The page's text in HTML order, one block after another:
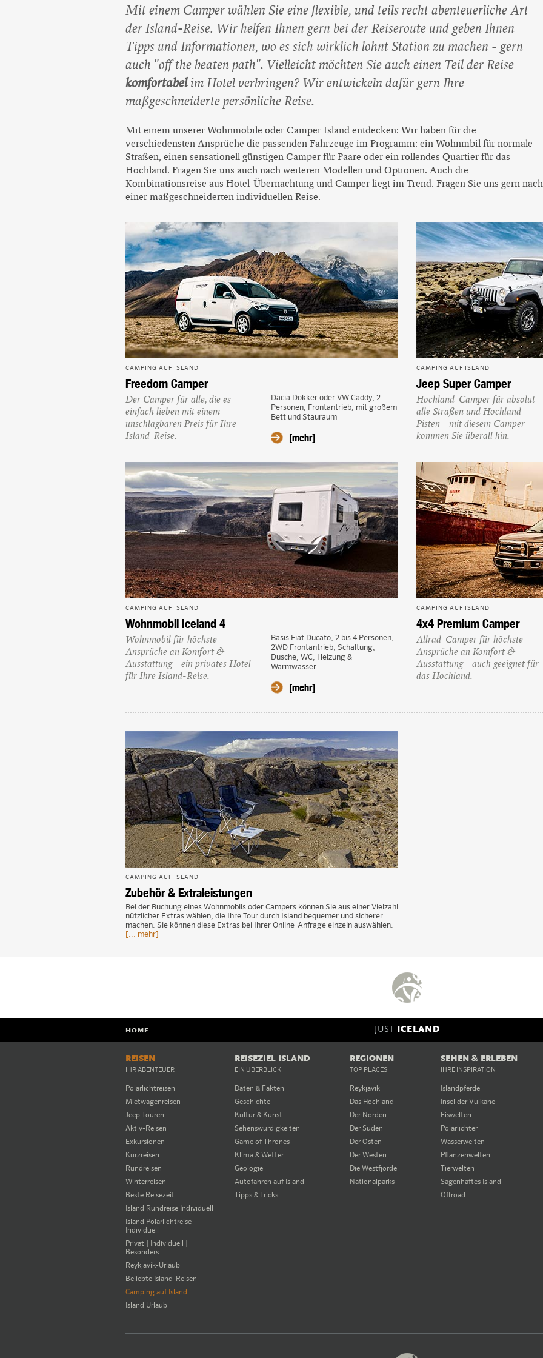
Camping auf Island
Island Urlaub
Mit einem Camper wählen Sie eine flexible, und teils recht abenteuerliche Art
der Island-Reise. Wir helfen Ihnen gern bei der Reiseroute und geben Ihnen
Tipps und Informationen, wo es sich wirklich lohnt Station zu machen - gern
auch "off the beaten path". Vielleicht möchten Sie auch einen Teil der Reise
komfortabelim Hotel verbringen? Wir entwickeln dafür gern Ihre
maßgeschneiderte persönliche Reise.
Mit einem unserer Wohnmobile oder Camper Island entdecken: Wir haben für die
verschiedensten Ansprüche die passenden Fahrzeuge im Programm: ein Wohnmbil für normale
Straßen, einen sensationell günstigen Camper für Paare oder ein rollendes Quartier für das
Hochland. Fragen Sie uns auch nach weiteren Modellen und Optionen. Auch die
Kombinationsreise aus Hotel-Übernachtung und Camper liegt im Trend. Fragen Sie uns gern nach
einer maßgeschneiderten individuellen Reise.
CAMPING AUF ISLAND
Freedom Camper
Der Camper für alle, die es
einfach lieben mit einem
unschlagbaren Preis für Ihre
Island-Reise.
Dacia Dokker oder VW Caddy, 2
Personen, Frontantrieb, mit großem
Bett und Stauraum
[mehr]
CAMPING AUF ISLAND
Jeep Super Camper
Hochland-Camper für absolut
alle Straßen und Hochland-
Pisten - mit diesem Camper
kommen Sie überall hin.
CAMPING AUF ISLAND
Wohnmobil Iceland 4
Wohnmobil für höchste
Ansprüche an Komfort &
Ausstattung - ein privates Hotel
für Ihre Island-Reise.
Basis Fiat Ducato, 2 bis 4 Personen,
2WD Frontantrieb, Schaltung,
Dusche, WC, Heizung &
Warmwasser
[mehr]
CAMPING AUF ISLAND
4x4 Premium Camper
Allrad-Camper für höchste
Ansprüche an Komfort &
Ausstattung - auch geeignet für
das Hochland.
CAMPING AUF ISLAND
Zubehör & Extraleistungen
Bei der Buchung eines Wohnmobils oder Campers können Sie aus einer Vielzahl
nützlicher Extras wählen, die Ihre Tour durch Island bequemer und sicherer
machen. Sie können diese Extras bei Ihrer Online-Anfrage einzeln auswählen.
[... mehr]
JUST ICELAND
HOME
REISEN
IHR ABENTEUER
Polarlichtreisen
Mietwagenreisen
Jeep Touren
Aktiv-Reisen
Exkursionen
Kurzreisen
Rundreisen
Winterreisen
Beste Reisezeit
Island Rundreise Individuell
Island Polarlichtreise
Individuell
Privat | Individuell |
Besonders
Reykjavík-Urlaub
Beliebte Island-Reisen
Camping auf Island
Island Urlaub
REISEZIEL ISLAND
EIN ÜBERBLICK
Daten & Fakten
Geschichte
Kultur & Kunst
Sehenswürdigkeiten
Game of Thrones
Klima & Wetter
Geologie
Autofahren auf Island
Tipps & Tricks
REGIONEN
TOP PLACES
Reykjavik
Das Hochland
Der Norden
Der Süden
Der Osten
Der Westen
Die Westfjorde
Nationalparks
SEHEN & ERLEBEN
IHRE INSPIRATION
Islandpferde
Insel der Vulkane
Eiswelten
Polarlichter
Wasserwelten
Pflanzenwelten
Tierwelten
Sagenhaftes Island
Offroad